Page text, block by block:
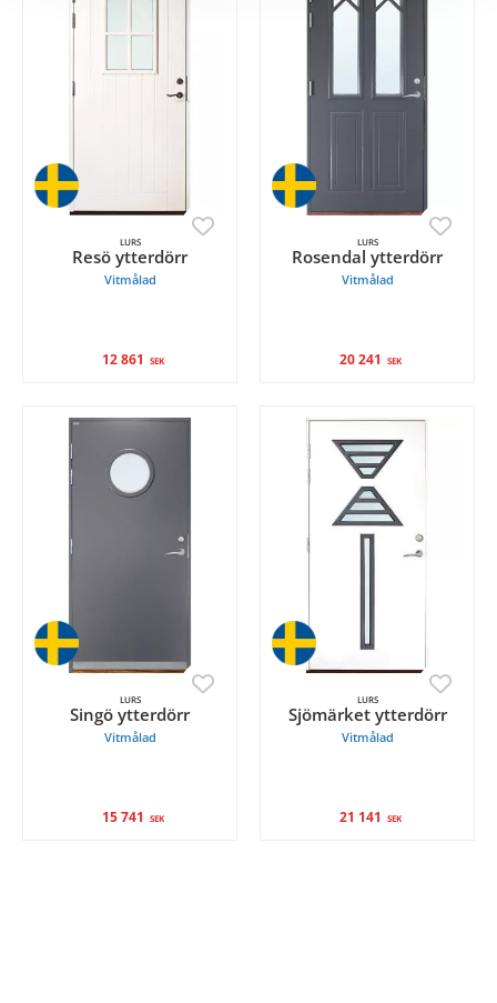
LURS
Resö ytterdörr
Vitmålad
12 861 SEK
LURS
Rosendal ytterdörr
Vitmålad
20 241 SEK
LURS
Singö ytterdörr
Vitmålad
15 741 SEK
LURS
Sjömärket ytterdörr
Vitmålad
21 141 SEK